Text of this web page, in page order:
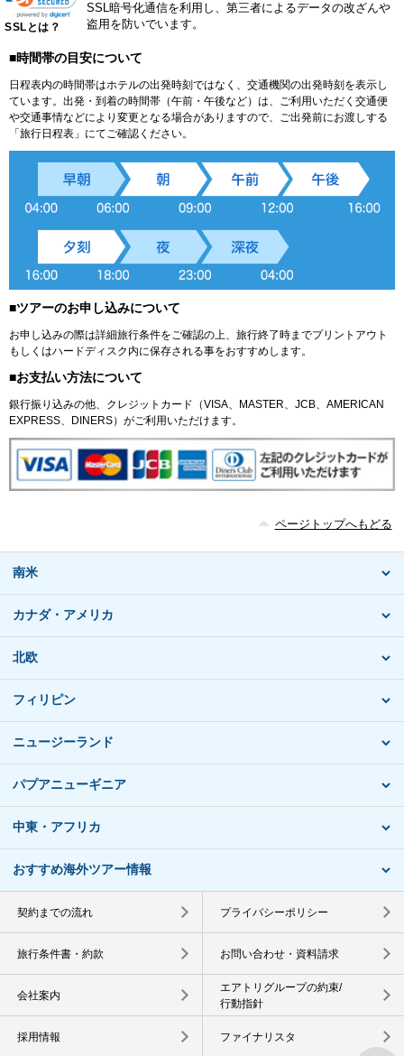
SSLとは？
SSL暗号化通信を利用し、第三者によるデータの改ざんや
盗用を防いでいます。
■時間帯の目安について
日程表内の時間帯はホテルの出発時刻ではなく、交通機関の出発時刻を表示し
ています。出発・到着の時間帯（午前・午後など）は、ご利用いただく交通便
や交通事情などにより変更となる場合がありますので、ご出発前にお渡しする
「旅行日程表」にてご確認ください。
■ツアーのお申し込みについて
お申し込みの際は詳細旅行条件をご確認の上、旅行終了時までプリントアウト
もしくはハードディスク内に保存される事をおすすめします。
■お支払い方法について
銀行振り込みの他、クレジットカード（VISA、MASTER、JCB、AMERICAN
EXPRESS、DINERS）がご利用いただけます。
ページトップへもどる
南米
カナダ・アメリカ
北欧
フィリピン
ニュージーランド
パプアニューギニア
中東・アフリカ
おすすめ海外ツアー情報
契約までの流れ プライバシーポリシー
旅行条件書・約款 お問い合わせ・資料請求
会社案内
エアトリグループの約束/
行動指針
採用情報 ファイナリスタ